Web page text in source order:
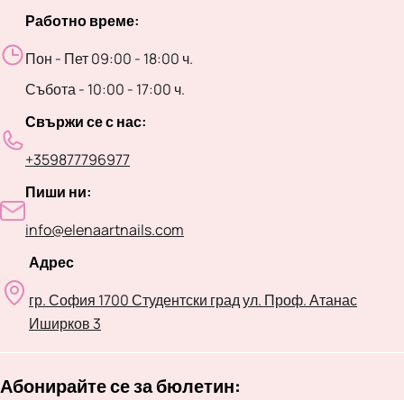
Работно време:
Пон - Пет 09:00 - 18:00 ч.
Събота - 10:00 - 17:00 ч.
Свържи се с нас:
+359877796977
Пиши ни:
info@elenaartnails.com
Адрес
гр. София 1700 Студентски град ул. Проф. Атанас
Иширков 3
Абонирайте се за бюлетин: